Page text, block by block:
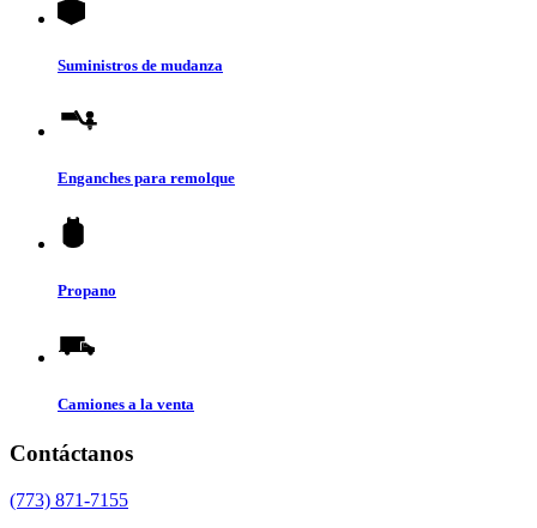
Suministros de mudanza
Enganches para remolque
Propano
Camiones a la venta
Contáctanos
(773) 871-7155